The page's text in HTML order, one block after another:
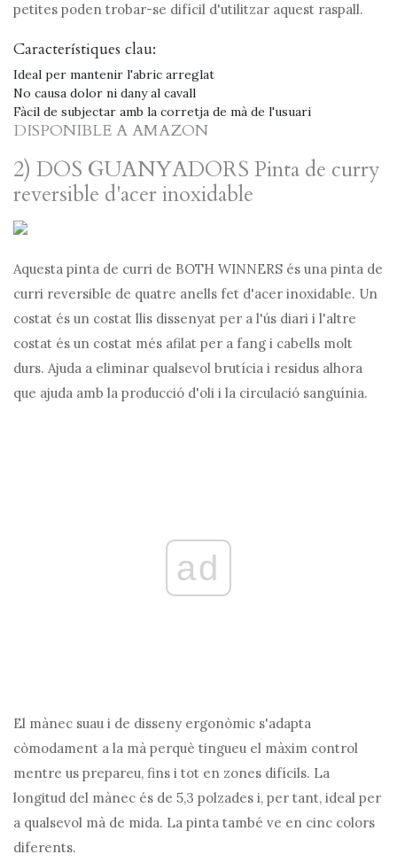
petites poden trobar-se difícil d'utilitzar aquest raspall.
Característiques clau:
Ideal per mantenir l'abric arreglat
No causa dolor ni dany al cavall
Fàcil de subjectar amb la corretja de mà de l'usuari
DISPONIBLE A AMAZON
2) DOS GUANYADORS Pinta de curry
reversible d'acer inoxidable
Aquesta pinta de curri de BOTH WINNERS és una pinta de
curri reversible de quatre anells fet d'acer inoxidable. Un
costat és un costat llis dissenyat per a l'ús diari i l'altre
costat és un costat més afilat per a fang i cabells molt
durs. Ajuda a eliminar qualsevol brutícia i residus alhora
que ajuda amb la producció d'oli i la circulació sanguínia.
ad
El mànec suau i de disseny ergonòmic s'adapta
còmodament a la mà perquè tingueu el màxim control
mentre us prepareu, fins i tot en zones difícils. La
longitud del mànec és de 5,3 polzades i, per tant, ideal per
a qualsevol mà de mida. La pinta també ve en cinc colors
diferents.